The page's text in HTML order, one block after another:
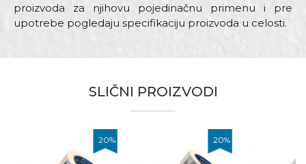
proizvoda za njihovu pojedinačnu primenu i pre
upotrebe pogledaju specifikaciju proizvoda u celosti.
Ne ostavlja tragove
SLIČNI PROIZVODI
20% 20%